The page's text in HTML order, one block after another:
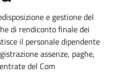
e gestione del
di rendiconto finale dei
il personale dipendente
assenze, paghe,
del Com